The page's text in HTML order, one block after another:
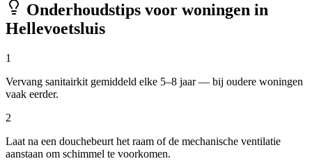
Onderhoudstips voor woningen in
Hellevoetsluis
1
Vervang sanitairkit gemiddeld elke 5–8 jaar — bij oudere woningen
vaak eerder.
2
Laat na een douchebeurt het raam of de mechanische ventilatie
aanstaan om schimmel te voorkomen.